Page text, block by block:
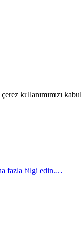
kullanımımızı
fazla bilgi edin.…